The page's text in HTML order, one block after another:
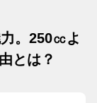
。250㏄よ
とは？